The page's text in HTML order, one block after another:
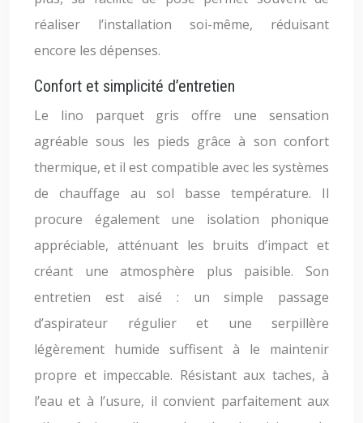
réaliser l’installation soi-même, réduisant
encore les dépenses.
Confort et simplicité d’entretien
Le lino parquet gris offre une sensation
agréable sous les pieds grâce à son confort
thermique, et il est compatible avec les systèmes
de chauffage au sol basse température. Il
procure également une isolation phonique
appréciable, atténuant les bruits d’impact et
créant une atmosphère plus paisible. Son
entretien est aisé : un simple passage
d’aspirateur régulier et une serpillère
légèrement humide suffisent à le maintenir
propre et impeccable. Résistant aux taches, à
l’eau et à l’usure, il convient parfaitement aux